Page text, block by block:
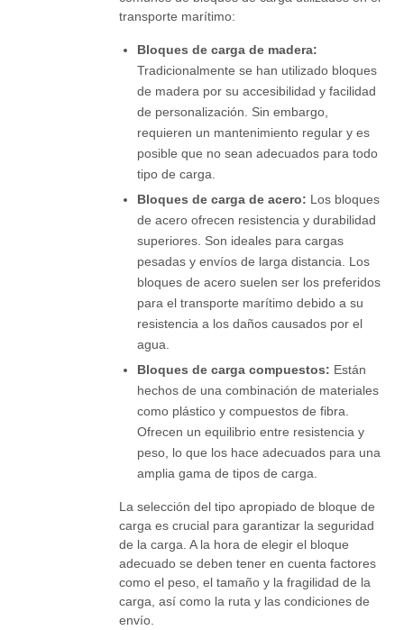
transporte marítimo:
Bloques de carga de madera:
Tradicionalmente se han utilizado bloques
de madera por su accesibilidad y facilidad
de personalización. Sin embargo,
requieren un mantenimiento regular y es
posible que no sean adecuados para todo
tipo de carga.
Bloques de carga de acero: Los bloques
de acero ofrecen resistencia y durabilidad
superiores. Son ideales para cargas
pesadas y envíos de larga distancia. Los
bloques de acero suelen ser los preferidos
para el transporte marítimo debido a su
resistencia a los daños causados ​​por el
agua.
Bloques de carga compuestos: Están
hechos de una combinación de materiales
como plástico y compuestos de fibra.
Ofrecen un equilibrio entre resistencia y
peso, lo que los hace adecuados para una
amplia gama de tipos de carga.
La selección del tipo apropiado de bloque de
carga es crucial para garantizar la seguridad
de la carga. A la hora de elegir el bloque
adecuado se deben tener en cuenta factores
como el peso, el tamaño y la fragilidad de la
carga, así como la ruta y las condiciones de
envío.